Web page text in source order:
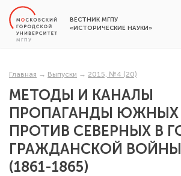
ВЕСТНИК МГПУ
«ИСТОРИЧЕСКИЕ НАУКИ»
Главная → Выпуски → 2015, №4 (20)
МЕТОДЫ И КАНАЛЫ
ПРОПАГАНДЫ ЮЖНЫХ
ПРОТИВ СЕВЕРНЫХ В
ГРАЖДАНСКОЙ
(1861-1865)